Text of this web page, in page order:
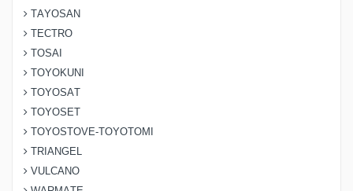
TAYOSAN
TECTRO
TOSAI
TOYOKUNI
TOYOSAT
TOYOSET
TOYOSTOVE-TOYOTOMI
TRIANGEL
VULCANO